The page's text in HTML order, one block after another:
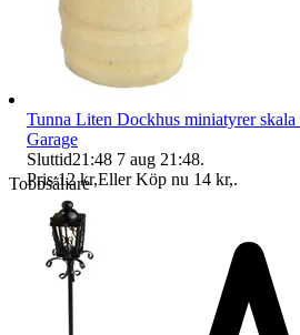
Toppsäljare
Tunna Liten Dockhus miniatyrer
Garage
Sluttid21:48 7 aug 21:48.
Pris:12 kr,Eller Köp nu 14 kr,.